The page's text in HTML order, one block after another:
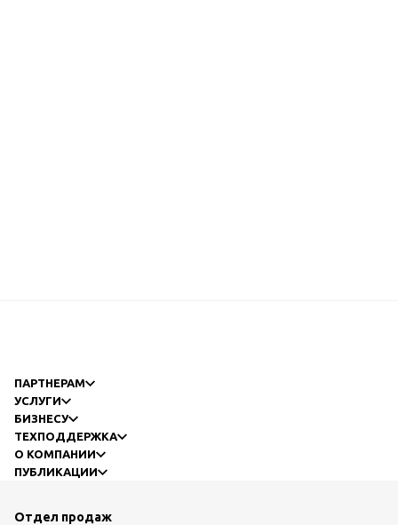
ПАРТНЕРАМ
УСЛУГИ
БИЗНЕСУ
ТЕХПОДДЕРЖКА
О КОМПАНИИ
ПУБЛИКАЦИИ
Отдел продаж